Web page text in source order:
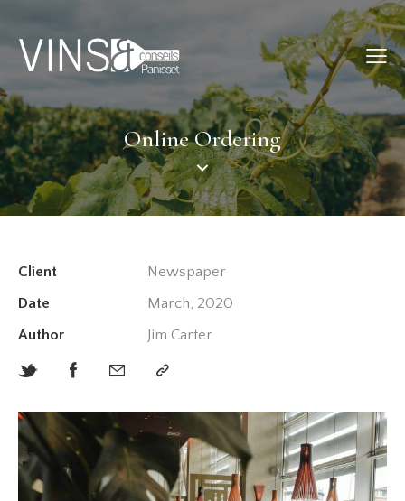
Online Ordering
Client
Newspaper
Date
March, 2020
Author
Jim Carter